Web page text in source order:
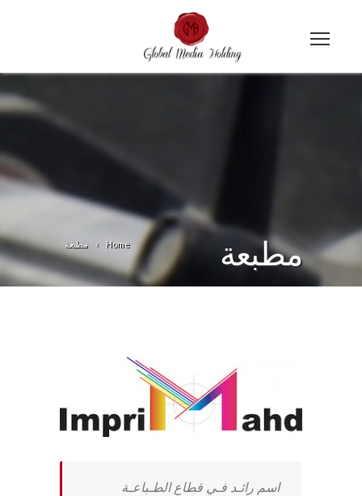
Home مطبعة مطبعة
اسم رائـد فـي قطاع الطـباعـة